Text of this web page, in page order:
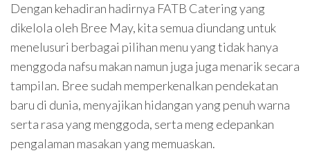
Dengan kehadiran hadirnya FATB Catering yang
dikelola oleh Bree May, kita semua diundang untuk
menelusuri berbagai pilihan menu yang tidak hanya
menggoda nafsu makan namun juga juga menarik secara
tampilan. Bree sudah memperkenalkan pendekatan
baru di dunia, menyajikan hidangan yang penuh warna
serta rasa yang menggoda, serta meng edepankan
pengalaman masakan yang memuaskan.